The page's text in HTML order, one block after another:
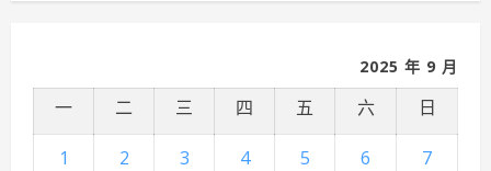
2025 年 9 月
一 二 三 四 五 六 日
1 2 3 4 5 6
7